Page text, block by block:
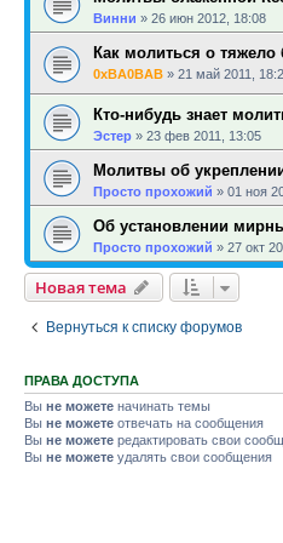
Винни » 26 июн 2012, 18:08
Как молиться о
0xBA0BAB » 21 май 2011,
Кто-нибудь знает
Эстер » 23 фев 2011, 13:05
Молитвы об
Просто прохожий » 01 ноя
Об установлении
Просто прохожий » 27 окт
Новая тема
Вернуться к списку форумов
ПРАВА ДОСТУПА
Вы не можете начинать темы
Вы не можете отвечать на сообщения
Вы не можете редактировать свои
Вы не можете удалять свои сообщения